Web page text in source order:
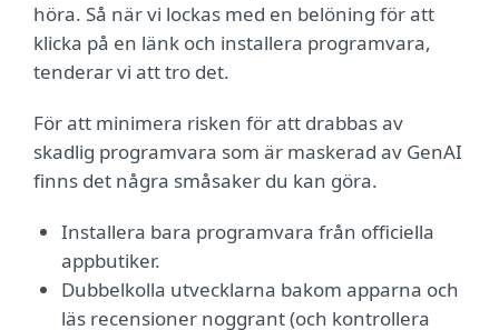
höra. Så när vi lockas med en belöning för att
klicka på en länk och installera programvara,
tenderar vi att tro det.
För att minimera risken för att drabbas av
skadlig programvara som är maskerad av GenAI
finns det några småsaker du kan göra.
Installera bara programvara från officiella
appbutiker.
Dubbelkolla utvecklarna bakom apparna och
läs recensioner noggrant (och kontrollera